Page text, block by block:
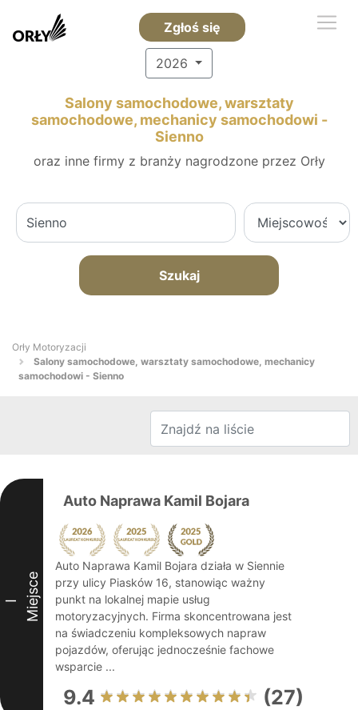
Zgłoś się
2026
Salony samochodowe, warsztaty
samochodowe, mechanicy samochodowi -
Sienno
oraz inne firmy z branży nagrodzone przez Orły
Szukaj
Orły Motoryzacji
Salony samochodowe, warsztaty samochodowe, mechanicy
samochodowi - Sienno
I Miejsce
Auto Naprawa Kamil Bojara
Auto Naprawa Kamil Bojara działa w Siennie
przy ulicy Piasków 16, stanowiąc ważny
punkt na lokalnej mapie usług
motoryzacyjnych. Firma skoncentrowana jest
na świadczeniu kompleksowych napraw
pojazdów, oferując jednocześnie fachowe
wsparcie ...
9.4 (27)